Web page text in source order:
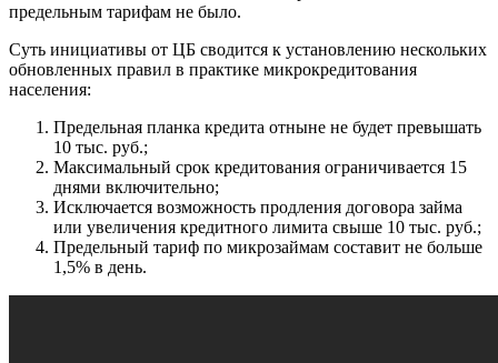
предельным тарифам не было.
Суть инициативы от ЦБ сводится к установлению нескольких
обновленных правил в практике микрокредитования
населения:
Предельная планка кредита отныне не будет превышать
10 тыс. руб.;
Максимальный срок кредитования ограничивается 15
днями включительно;
Исключается возможность продления договора займа
или увеличения кредитного лимита свыше 10 тыс. руб.;
Предельный тариф по микрозаймам составит не больше
1,5% в день.